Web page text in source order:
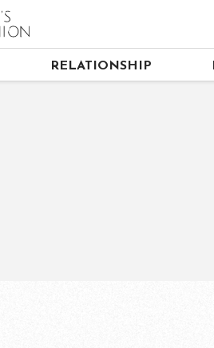
RELATIONSHIP